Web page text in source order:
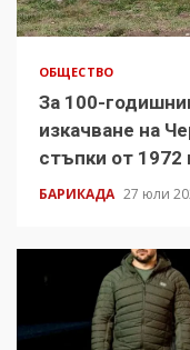
ОБЩЕСТВО
За 100-
изкачване на
стъпки от 1972
БАРИКАДА 27 юли